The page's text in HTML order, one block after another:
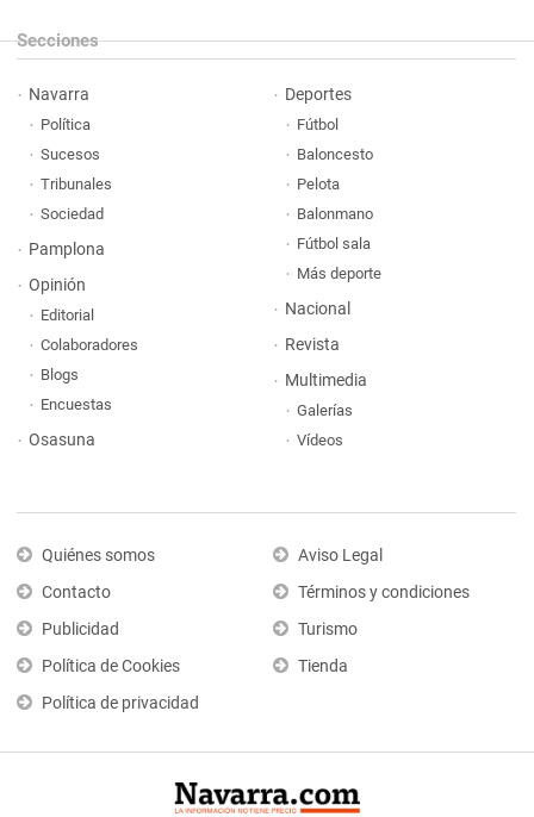
Secciones
Navarra
Política
Sucesos
Tribunales
Sociedad
Pamplona
Opinión
Editorial
Colaboradores
Blogs
Encuestas
Osasuna
Deportes
Fútbol
Baloncesto
Pelota
Balonmano
Fútbol sala
Más deporte
Nacional
Revista
Multimedia
Galerías
Vídeos
Quiénes somos
Contacto
Publicidad
Política de Cookies
Política de privacidad
Aviso Legal
Términos y condiciones
Turismo
Tienda